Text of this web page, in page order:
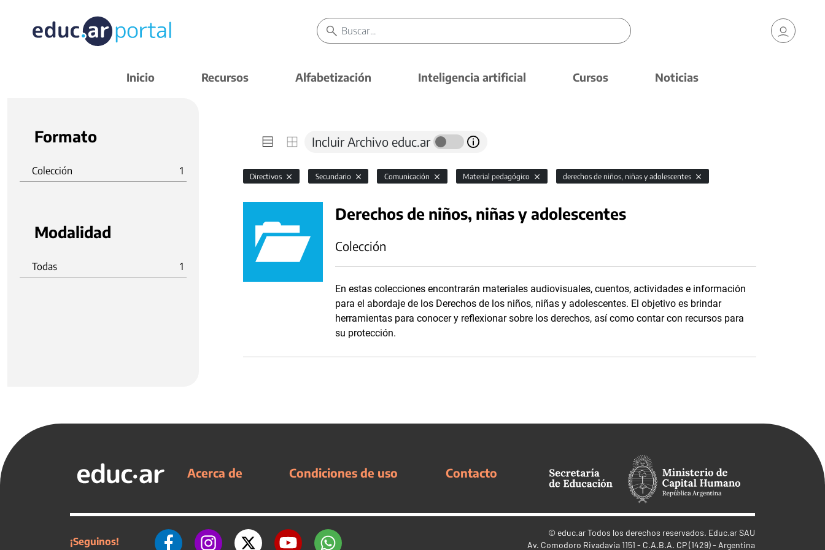
Inicio Recursos Alfabetización Inteligencia artificial Cursos Noticias
Formato
Colección 1
Modalidad
Todas 1
Incluir Archivo educ.ar
Directivos Secundario Comunicación Material pedagógico derechos de niños, niñas y adolescentes
Derechos de niños, niñas y adolescentes
Colección
En estas colecciones encontrarán materiales audiovisuales, cuentos, actividades e información
para el abordaje de los Derechos de los niños, niñas y adolescentes. El objetivo es brindar
herramientas para conocer y reflexionar sobre los derechos, así como contar con recursos para
su protección.
Acerca de Condiciones de uso Contacto
¡Seguinos!
© educ.arTodos los derechos reservados. Educ.ar SAU
Av. Comodoro Rivadavia 1151 - C.A.B.A. CP (1429) - Argentina